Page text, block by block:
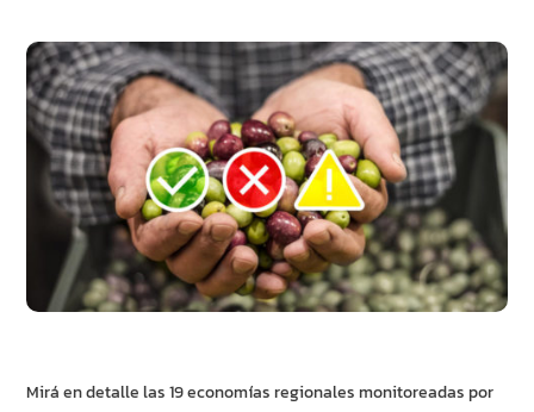
Mirá en detalle las 19 economías regionales monitoreadas por